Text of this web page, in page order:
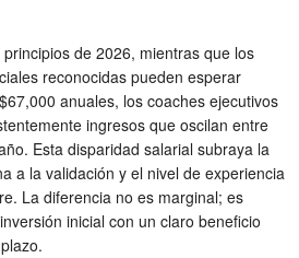
de 2026, mientras que los
reconocidas pueden esperar
anuales, los coaches ejecutivos
ingresos que oscilan entre
Esta disparidad salarial subraya la
a la validación y el nivel de experiencia
La diferencia no es marginal; es
inicial con un claro beneficio